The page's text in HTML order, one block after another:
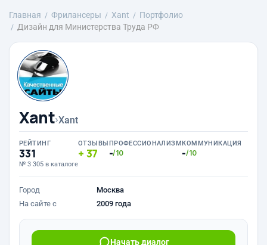
Главная Фрилансеры Xant
Портфолио
Дизайн для Министерства Труда РФ
Xant›Xant
РЕЙТИНГ
331
№ 3 305 в каталоге
ОТЗЫВЫ
37
ПРОФЕССИОНАЛИЗМ
-/10
КОММУНИКАЦИЯ
-/10
Город
Москва
На сайте с
2009 года
Начать диалог